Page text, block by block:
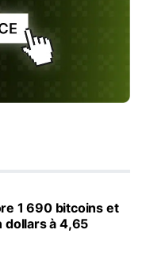
1 690 bitcoins et
dollars à 4,65